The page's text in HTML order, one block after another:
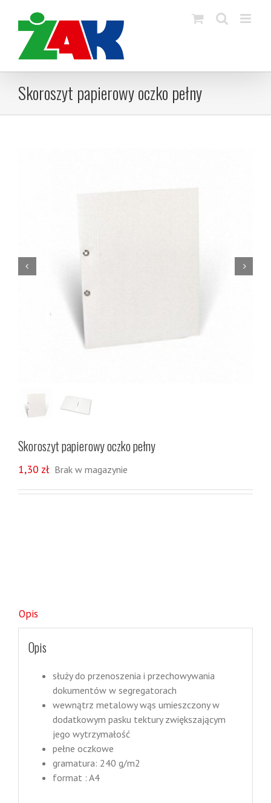
content
Skoroszyt papierowy oczko pełny
 
Skoroszyt papierowy oczko pełny
1,30 zł Brak w magazynie
Opis
Opis
służy do przenoszenia i przechowywania
dokumentów w segregatorach
wewnątrz metalowy wąs umieszczony w
dodatkowym pasku tektury zwiększającym
jego wytrzymałość
pełne oczkowe
gramatura: 240 g/m2
format : A4